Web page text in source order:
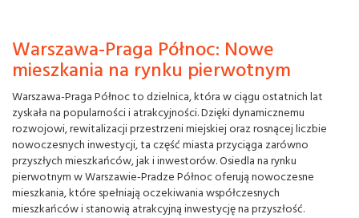
Warszawa-Praga Północ: Nowe
mieszkania na rynku pierwotnym
Warszawa-Praga Północ to dzielnica, która w ciągu ostatnich lat
zyskała na popularności i atrakcyjności. Dzięki dynamicznemu
rozwojowi, rewitalizacji przestrzeni miejskiej oraz rosnącej liczbie
nowoczesnych inwestycji, ta część miasta przyciąga zarówno
przyszłych mieszkańców, jak i inwestorów. Osiedla na rynku
pierwotnym w Warszawie-Pradze Północ oferują nowoczesne
mieszkania, które spełniają oczekiwania współczesnych
mieszkańców i stanowią atrakcyjną inwestycję na przyszłość.